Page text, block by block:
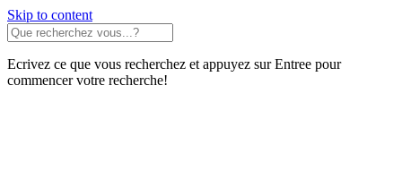
Skip to content
Ecrivez ce que vous recherchez et appuyez sur Entree pour
commencer votre recherche!